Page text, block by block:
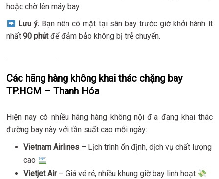
hoặc chờ lên máy bay.
Lưu ý:Bạn nên có mặt tại sân bay trước giờ khởi hành ít
nhất90 phútđể đảm bảo không bị trễ chuyến.
Các hãng hàng không khai thác chặng bay
TP.HCM – Thanh Hóa
Hiện nay có nhiều hãng hàng không nội địa đang khai thác
đường bay này với tần suất cao mỗi ngày:
Vietnam Airlines – Lịch trình ổn định, dịch vụ chất lượng
cao
Vietjet Air– Giá vé rẻ, nhiều khung giờ bay linh hoạt